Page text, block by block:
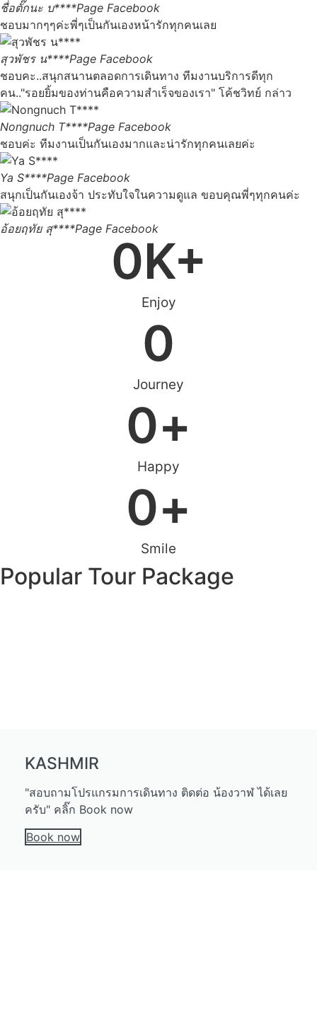
ชื่อตั๊กนะ บ****Page Facebook
ชอบมากๆๆค่ะพี่ๆเป็นกันเองหน้ารักทุกคนเลย
สุวพัชร น****Page Facebook
ชอบคะ..สนุกสนานตลอดการเดินทาง ทีมงานบริการดีทุก
คน.."รอยยิ้มของท่านคือความสำเร็จของเรา" โค้ชวิทย์ กล่าว
Nongnuch T****Page Facebook
ชอบค่ะ ทีมงานเป็นกันเองมากและน่ารักทุกคนเลยค่ะ
Ya S****Page Facebook
สนุกเป็นกันเองจ้า ประทับใจในความดูแล ขอบคุณพี่ๆทุกคนค่ะ
อ้อยฤทัย สุ****Page Facebook
0K+
Enjoy
0
Journey
0+
Happy
0+
Smile
Popular Tour Package
KASHMIR
"สอบถามโปรแกรมการเดินทาง ติดต่อ น้องวาฬ ได้เลย
ครับ" คลิ๊ก Book now
Book now